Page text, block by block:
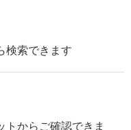
検索できます
トからご確認できま